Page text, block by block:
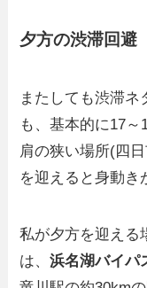
夕方の渋滞回避
またしても渋滞ネ
も、基本的に17
肩の狭い場所(四
を迎えると身動き
私が夕方を迎える
は、浜名湖バイパ